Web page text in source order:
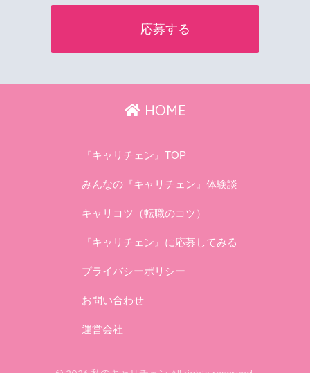
HOME
『キャリチェン』TOP
みんなの『キャリチェン』体験談
キャリコツ（転職のコツ）
『キャリチェン』に応募してみる
プライバシーポリシー
お問い合わせ
運営会社